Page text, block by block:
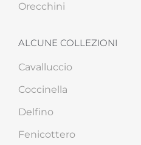
Orecchini
ALCUNE COLLEZIONI
Cavalluccio
Coccinella
Delfino
Fenicottero